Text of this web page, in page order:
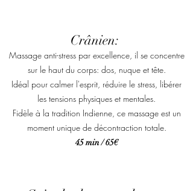
Crânien:
Massage anti-stress par excellence, il se concentre
sur le haut du corps: dos, nuque et tête.
Idéal pour calmer l'esprit, réduire le stress, libérer
les tensions physiques et mentales.
Fidèle à la tradition Indienne, ce massage est un
moment unique de décontraction totale.
45 min / 65€